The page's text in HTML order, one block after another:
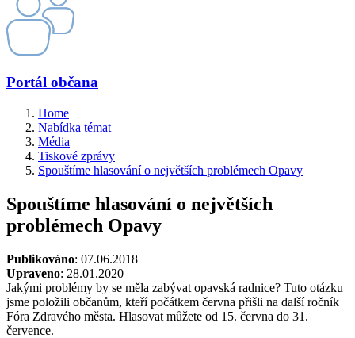
Portál občana
Home
Nabídka témat
Média
Tiskové zprávy
Spouštíme hlasování o největších problémech Opavy
Spouštíme hlasování o největších
problémech Opavy
Publikováno: 07.06.2018
Upraveno: 28.01.2020
Jakými problémy by se měla zabývat opavská radnice? Tuto otázku
jsme položili občanům, kteří počátkem června přišli na další ročník
Fóra Zdravého města. Hlasovat můžete od 15. června do 31.
července.